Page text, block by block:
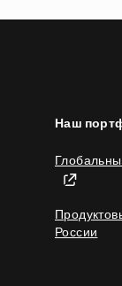
с
н
Наш
России